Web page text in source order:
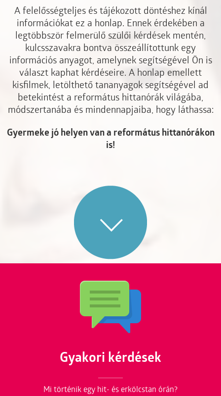
A felelősségteljes és tájékozott döntéshez kínál
információkat ez a honlap. Ennek érdekében a
legtöbbször felmerülő szülői kérdések mentén,
kulcsszavakra bontva összeállítottunk egy
információs anyagot, amelynek segítségével Ön is
választ kaphat kérdéseire. A honlap emellett
kisfilmek, letölthető tananyagok segítségével ad
betekintést a református hittanórák világába,
módszertanába és mindennapjaiba, hogy láthassa:
Gyermeke jó helyen van a református hittanórákon
is!
Gyakori kérdések
Mi történik egy hit- és erkölcstan órán?